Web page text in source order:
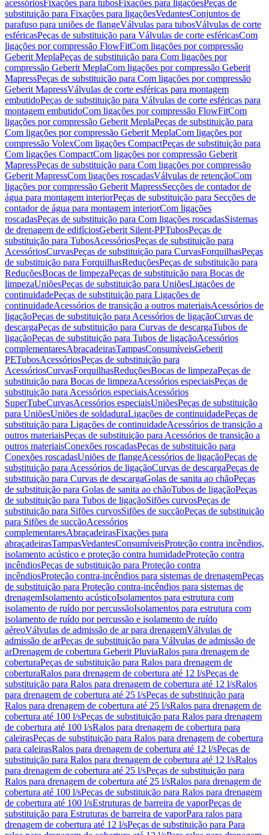
acessóriosFixações para tubosFixações para ligaçõesPeças de
substituição para Fixações para ligaçõesVedantesConjuntos de
parafuso para uniões de flangeVálvulas para tubosVálvulas de corte
esféricasPeças de substituição para Válvulas de corte esféricasCom
ligações por compressão FlowFitCom ligações por compressão
Geberit MeplaPeças de substituição para Com ligações por
compressão Geberit MeplaCom ligações por compressão Geberit
MapressPeças de substituição para Com ligações por compressão
Geberit MapressVálvulas de corte esféricas para montagem
embutidoPeças de substituição para Válvulas de corte esféricas para
montagem embutidoCom ligações por compressão FlowFitCom
ligações por compressão Geberit MeplaPeças de substituição para
Com ligações por compressão Geberit MeplaCom ligações por
compressão VolexCom ligações CompactPeças de substituição para
Com ligações CompactCom ligações por compressão Geberit
MapressPeças de substituição para Com ligações por compressão
Geberit MapressCom ligações roscadasVálvulas de retençãoCom
ligações por compressão Geberit MapressSecções de contador de
água para montagem interiorPeças de substituição para Secções de
contador de água para montagem interiorCom ligações
roscadasPeças de substituição para Com ligações roscadasSistemas
de drenagem de edifíciosGeberit Silent-PPTubosPeças de
substituição para TubosAcessóriosPeças de substituição para
AcessóriosCurvasPeças de substituição para CurvasForquilhasPeças
de substituição para ForquilhasReduçõesPeças de substituição para
ReduçõesBocas de limpezaPeças de substituição para Bocas de
limpezaUniõesPeças de substituição para UniõesLigações de
continuidadePeças de substituição para Ligações de
continuidadeAcessórios de transição a outros materiaisAcessórios de
ligaçãoPeças de substituição para Acessórios de ligaçãoCurvas de
descargaPeças de substituição para Curvas de descargaTubos de
ligaçãoPeças de substituição para Tubos de ligaçãoAcessórios
complementaresAbraçadeirasTampasConsumíveisGeberit
PETubosAcessóriosPeças de substituição para
AcessóriosCurvasForquilhasReduçõesBocas de limpezaPeças de
substituição para Bocas de limpezaAcessórios especiaisPeças de
substituição para Acessórios especiaisAcessórios
SuperTubeCurvasAcessórios especiaisUniõesPeças de substituição
para UniõesUniões de soldaduraLigações de continuidadePeças de
substituição para Ligações de continuidadeAcessórios de transição a
outros materiaisPeças de substituição para Acessórios de transição a
outros materiaisConexões roscadasPeças de substituição para
Conexões roscadasUniões de flangeAcessórios de ligaçãoPeças de
substituição para Acessórios de ligaçãoCurvas de descargaPeças de
substituição para Curvas de descargaGolas de sanita ao chãoPeças
de substituição para Golas de sanita ao chãoTubos de ligaçãoPeças
de substituição para Tubos de ligaçãoSifões curvosPeças de
substituição para Sifões curvosSifões de sucçãoPeças de substituição
para Sifões de sucçãoAcessórios
complementaresAbraçadeirasFixações para
abraçadeirasTampasVedantesConsumíveisProteção contra incêndios,
isolamento acústico e proteção contra humidadeProteção contra
incêndiosPeças de substituição para Proteção contra
incêndiosProteção contra-incêndios para sistemas de drenagemPeças
de substituição para Proteção contra-incêndios para sistemas de
drenagemIsolamento acústicoIsolamentos para estrutura com
isolamento de ruído por percussãoIsolamentos para estrutura com
isolamento de ruído por percussão e isolamento de ruído
aéreoVálvulas de admissão de ar para drenagemVálvulas de
admissão de arPeças de substituição para Válvulas de admissão de
arDrenagem de cobertura Geberit PluviaRalos para drenagem de
coberturaPeças de substituição para Ralos para drenagem de
coberturaRalos para drenagem de cobertura até 12 l/sPeças de
substituição para Ralos para drenagem de cobertura até 12 l/sRalos
para drenagem de cobertura até 25 l/sPeças de substituição para
Ralos para drenagem de cobertura até 25 l/sRalos para drenagem de
cobertura até 100 l/sPeças de substituição para Ralos para drenagem
de cobertura até 100 l/sRalos para drenagem de cobertura para
caleirasPeças de substituição para Ralos para drenagem de cobertura
para caleirasRalos para drenagem de cobertura até 12 l/sPeças de
substituição para Ralos para drenagem de cobertura até 12 l/sRalos
para drenagem de cobertura até 25 l/sPeças de substituição para
Ralos para drenagem de cobertura até 25 l/sRalos para drenagem de
cobertura até 100 l/sPeças de substituição para Ralos para drenagem
de cobertura até 100 l/sEstruturas de barreira de vaporPeças de
substituição para Estruturas de barreira de vaporPara ralos para
drenagem de cobertura até 12 l/sPeças de substituição para Para